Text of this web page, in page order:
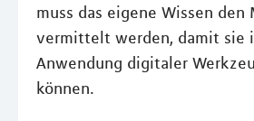
muss das eigene Wissen
vermittelt werden, damit sie
Anwendung digitaler
können.